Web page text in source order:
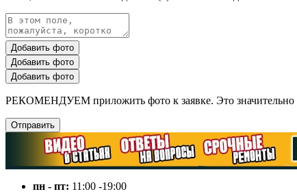
Добавить фото
Добавить фото
Добавить фото
РЕКОМЕНДУЕМ приложить фото к заявке. Это значительно
Отправить
пн - пт: 11:00 -19:00